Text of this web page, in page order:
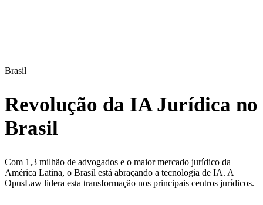
Brasil
Revolução da IA Jurídica no
Brasil
Com 1,3 milhão de advogados e o maior mercado jurídico da
América Latina, o Brasil está abraçando a tecnologia de IA. A
OpusLaw lidera esta transformação nos principais centros jurídicos.